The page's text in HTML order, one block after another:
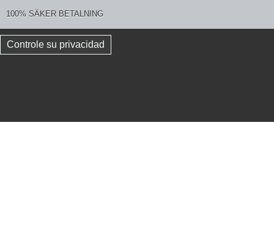
100% SÄKER BETALNING
Controle su privacidad